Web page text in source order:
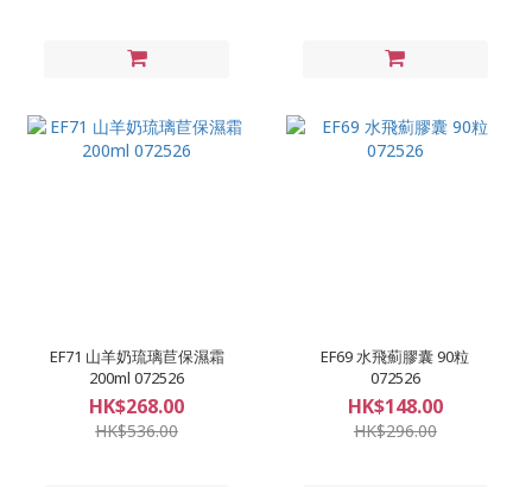
EF71 山羊奶琉璃苣保濕霜
200ml 072526
HK$268.00
HK$536.00
EF69 水飛薊膠囊 90粒
072526
HK$148.00
HK$296.00